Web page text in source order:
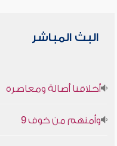
البث المباشر
أخلاقنا أصالة ومعاصرة
وأمنهم من خوف 9